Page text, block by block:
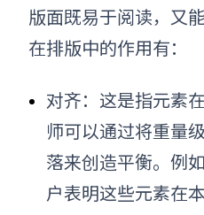
版面既易于阅读，又
在排版中的作用有：
对齐：这是指元素
师可以通过将重量
落来创造平衡。例
户表明这些元素在